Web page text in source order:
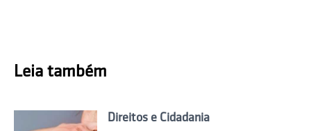
Leia também
Direitos e Cidadania